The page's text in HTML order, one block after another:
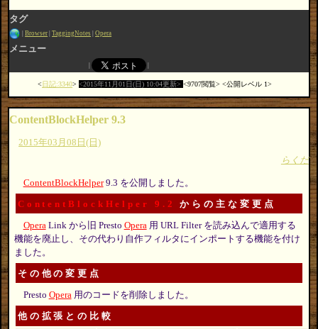
タグ
Browser TaggingNotes Opera
メニュー
日記:3340 2015年11月01日(日) 10:04更新 9707閲覧 公開レベル 1
ContentBlockHelper 9.3
2015年03月08日(日)
らくだ
ContentBlockHelper9.3 を公開しました。
ContentBlockHelper 9.2 からの主な変更点
Opera Link から旧 Presto Opera 用 URL Filter を読み込んで適用する
機能を廃止し、その代わり自作フィルタにインポートする機能を付け
ました。
その他の変更点
Presto Opera 用のコードを削除しました。
他の拡張との比較